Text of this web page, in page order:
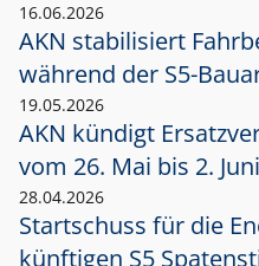
16.06.2026
AKN stabilisiert
während der S5-
19.05.2026
AKN kündigt
vom 26. Mai bis 2.
28.04.2026
Startschuss für die
künftigen S5